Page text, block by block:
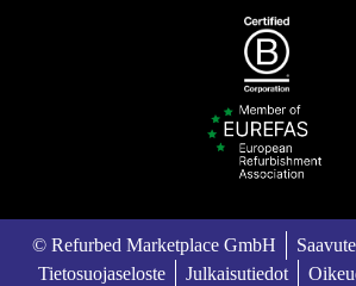
© Refurbed Marketplace GmbH
Tietosuojaseloste
Julkaisutiedot